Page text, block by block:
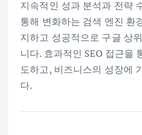
지속적인 성과 분석과 전략
통해 변화하는 검색 엔진 환
지하고 성공적으로 구글 상
니다. 효과적인 SEO 접근을
도하고, 비즈니스의 성장에
다.